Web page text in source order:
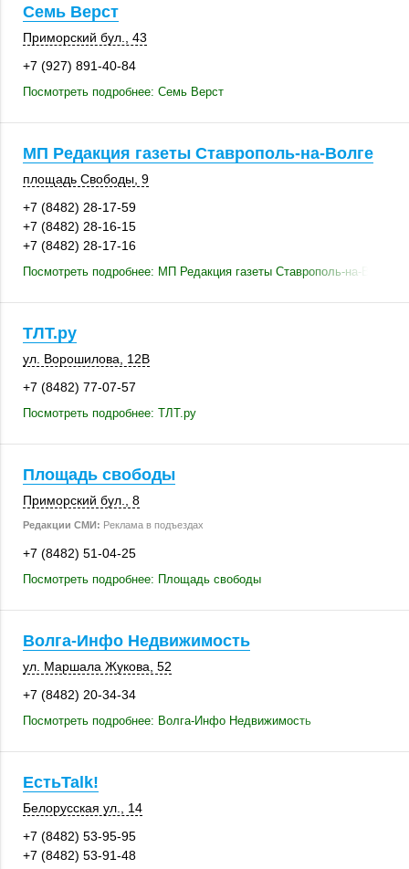
Семь Верст
Приморский бул., 43
+7 (927) 891-40-84
Посмотреть подробнее: Семь Верст
МП Редакция газеты Ставрополь-на-Волге
площадь Свободы, 9
+7 (8482) 28-17-59
+7 (8482) 28-16-15
+7 (8482) 28-17-16
Посмотреть подробнее: МП Редакция газеты Ставрополь-на-Волге
ТЛТ.ру
ул. Ворошилова
12В
+7 (8482) 77-07-57
Посмотреть подробнее: ТЛТ.ру
Площадь свободы
Приморский бул., 8
Редакции СМИ: Реклама в подъездах
+7 (8482) 51-04-25
Посмотреть подробнее: Площадь свободы
Волга-Инфо Недвижимость
ул. Маршала Жукова, 52
+7 (8482) 20-34-34
Посмотреть подробнее: Волга-Инфо Недвижимость
ЕстьTalk!
Белорусская ул., 14
+7 (8482) 53-95-95
+7 (8482) 53-91-48